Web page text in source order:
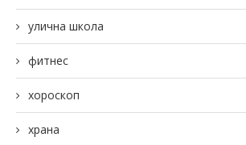
улична школа
фитнес
хороскоп
храна